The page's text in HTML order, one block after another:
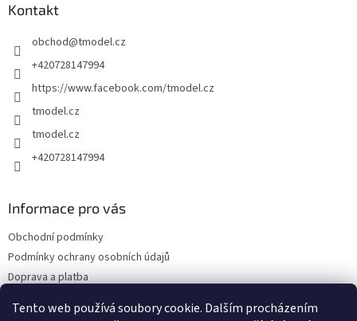
Tento web používá soubory cookie. Dalším procházením
Kontakt
obchod@tmodel.cz
+420728147994
https://www.facebook.com/tmodel.cz
tmodel.cz
tmodel.cz
+420728147994
Informace pro vás
Obchodní podmínky
Podmínky ochrany osobních údajů
Doprava a platba
Kontakty